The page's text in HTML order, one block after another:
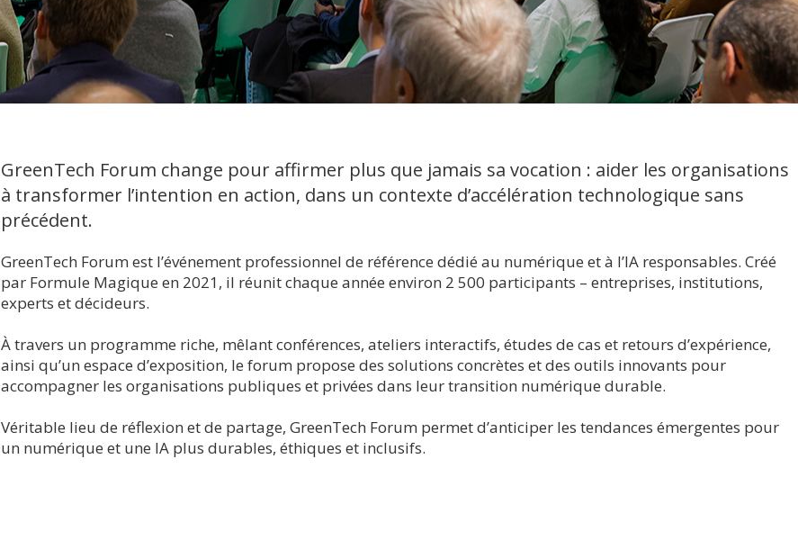
GreenTech Forum change pour affirmer plus que jamais sa vocation : aider les organisations
à transformer l’intention en action, dans un contexte d’accélération technologique sans
précédent.
GreenTech Forum est l’événement professionnel de référence dédié au numérique et à l’IA responsables. Créé
par Formule Magique en 2021, il réunit chaque année environ 2 500 participants – entreprises, institutions,
experts et décideurs.
À travers un programme riche, mêlant conférences, ateliers interactifs, études de cas et retours d’expérience,
ainsi qu’un espace d’exposition, le forum propose des solutions concrètes et des outils innovants pour
accompagner les organisations publiques et privées dans leur transition numérique durable.
Véritable lieu de réflexion et de partage, GreenTech Forum permet d’anticiper les tendances émergentes pour
un numérique et une IA plus durables, éthiques et inclusifs.